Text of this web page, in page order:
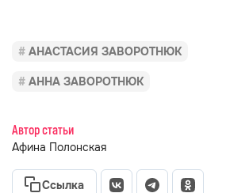
АНАСТАСИЯ ЗАВОРОТНЮК
АННА ЗАВОРОТНЮК
Автор статьи
Афина Полонская
Ссылка